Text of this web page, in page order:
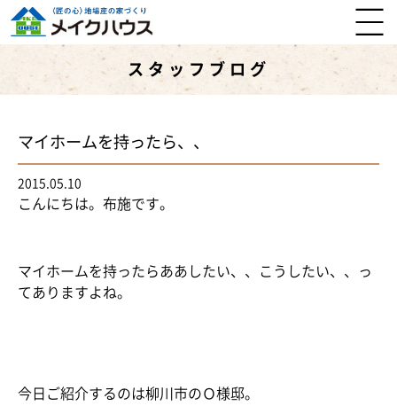
スタッフブログ
マイホームを持ったら、、
2015.05.10
こんにちは。布施です。
マイホームを持ったらああしたい、、こうしたい、、っ
てありますよね。
今日ご紹介するのは柳川市のＯ様邸。